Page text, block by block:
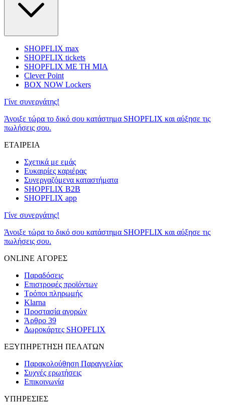
SHOPFLIX max
SHOPFLIX tickets
SHOPFLIX ΜΕ ΤΗ ΜΙΑ
Clever Point
BOX NOW Lockers
Γίνε συνεργάτης!
Άνοιξε τώρα το δικό σου κατάστημα SHOPFLIX και αύξησε τις
πωλήσεις σου.
ΕΤΑΙΡΕΙΑ
Σχετικά με εμάς
Ευκαιρίες καριέρας
Συνεργαζόμενα καταστήματα
SHOPFLIX B2B
SHOPFLIX app
Γίνε συνεργάτης!
Άνοιξε τώρα το δικό σου κατάστημα SHOPFLIX και αύξησε τις
πωλήσεις σου.
ONLINE ΑΓΟΡΕΣ
Παραδόσεις
Επιστροφές προϊόντων
Τρόποι πληρωμής
Klarna
Προστασία αγορών
Άρθρο 39
Δωροκάρτες SHOPFLIX
ΕΞΥΠΗΡΕΤΗΣΗ ΠΕΛΑΤΩΝ
Παρακολούθηση Παραγγελίας
Συχνές ερωτήσεις
Επικοινωνία
ΥΠΗΡΕΣΙΕΣ